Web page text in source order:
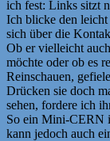
ich fest: Links sitzt
Ich blicke den
sich über die
Ob er vielleicht
möchte oder ob es
Reinschauen,
Drücken sie doch
sehen, fordere ich
So ein Mini-CERN
kann jedoch auch